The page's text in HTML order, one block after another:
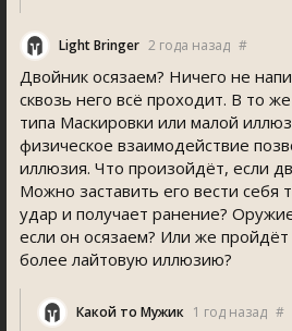
Light Bringer 2 года назад #
Двойник осязаем? Ничего не
сквозь него всё проходит. В то
типа Маскировки или малой
физическое взаимодействие
иллюзия. Что произойдёт, если
Можно заставить его вести
удар и получает ранение?
если он осязаем? Или же пройдёт
более лайтовую иллюзию?
Какой то Мужик 1 год назад #